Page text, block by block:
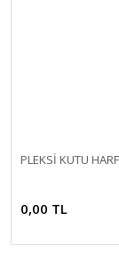
PLEKSİ KUTU HARF
0,00 TL